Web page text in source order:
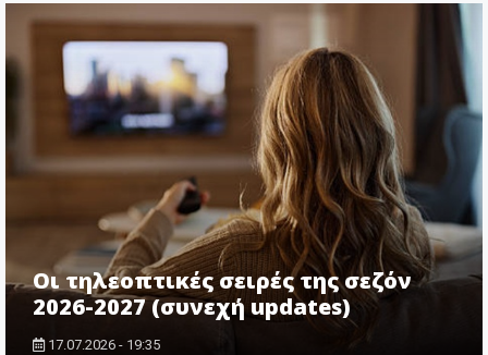
Οι τηλεοπτικές σειρές της σεζόν
2026-2027 (συνεχή updates)
17.07.2026 - 19:35